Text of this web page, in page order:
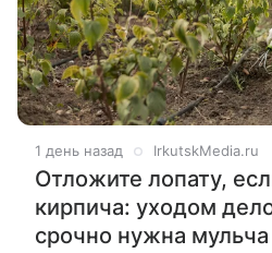
1 день назад IrkutskMedia.ru
Отложите лопату,
кирпича: уходом
срочно нужна мульча